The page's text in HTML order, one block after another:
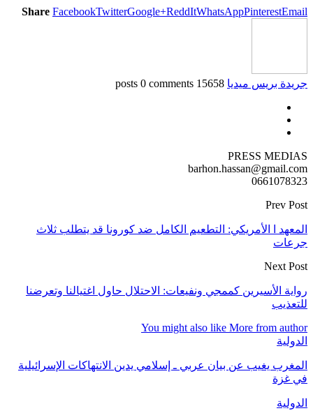
Share FacebookTwitterGoogle+ReddItWhatsAppPinterestEmail
جريدة بريس ميديا 15658 posts
0 comments
PRESS MEDIAS
barhon.hassan@gmail.com
0661078323
Prev Post
المعهد ا الأمريكي: التطعيم الكامل ضد كورونا قد يتطلب ثلاث
جرعات
Next Post
رواية الأسيرين كممجي ونفيعات: الاحتلال حاول اغتيالنا وتعرضنا
للتعذيب
You might also like More from author
الدولية
المغرب يغيب عن بيان عربي ـ إسلامي يدين الانتهاكات الإسرائيلية
في غزة
الدولية